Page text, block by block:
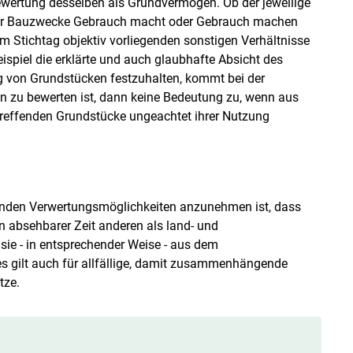
Gebrauch macht oder Gebrauch machen
Stichtag objektiv vorliegenden sonstigen Verhältnisse
die erklärte und auch glaubhafte Absicht des
Grundstücken festzuhalten, kommt bei der
bewerten ist, dann keine Bedeutung zu, wenn aus
Grundstücke ungeachtet ihrer Nutzung
Verwertungsmöglichkeiten anzunehmen ist, dass
absehbarer Zeit anderen als land- und
- in entsprechender Weise - aus dem
gilt auch für allfällige, damit zusammenhängende